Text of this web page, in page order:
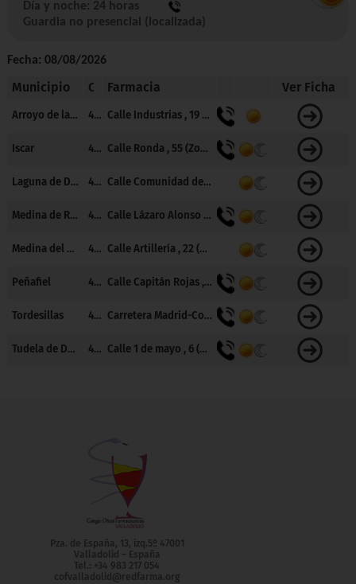
Día y noche: 24 horas
.
Guardia no presencial (localizada)
Fecha: 08/08/2026
Municipio Farmacia Ver Ficha
Arroyo de la Encomienda 47195 Calle Industrias , 19 (Zona: PISUERGA) Llamar 1
Iscar 47420 Calle Ronda , 55 (Zona: ISCAR) Llamar 2
Laguna de Duero 47140 Calle Comunidad de Canarias , 3 (Zona: LAGUNA DE DUERO) 2
Medina de Rioseco 47800 Calle Lázaro Alonso , 26 (Zona: MEDINA DE RIOSECO) Llamar 2
Medina del Campo 47400 Calle Artillería , 22 (Zona: MEDINA DEL CAMPO URBANO) 2
Peñafiel 47300 Calle Capitán Rojas , 9 (Zona: PEÑAFIEL) Llamar 2
Tordesillas 47100 Carretera Madrid-Coruña , 7 (Zona: TORDESILLAS) Llamar 2
Tudela de Duero 47320 Calle 1 de mayo , 6 (Zona: TUDELA DE DUERO) Llamar 2
Pza. de España, 13, izq.5º 47001
Valladolid – España
Tel.: +34 983 217 054
cofvalladolid@redfarma.org